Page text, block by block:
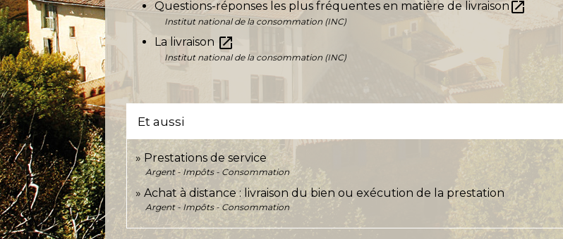
Questions-réponses les plus fréquentes en matière de livraison open_in_new
Institut national de la consommation (INC)
La livraison open_in_new
Institut national de la consommation (INC)
Et aussi
Prestations de service
Argent - Impôts - Consommation
Achat à distance : livraison du bien ou exécution de la prestation
Argent - Impôts - Consommation